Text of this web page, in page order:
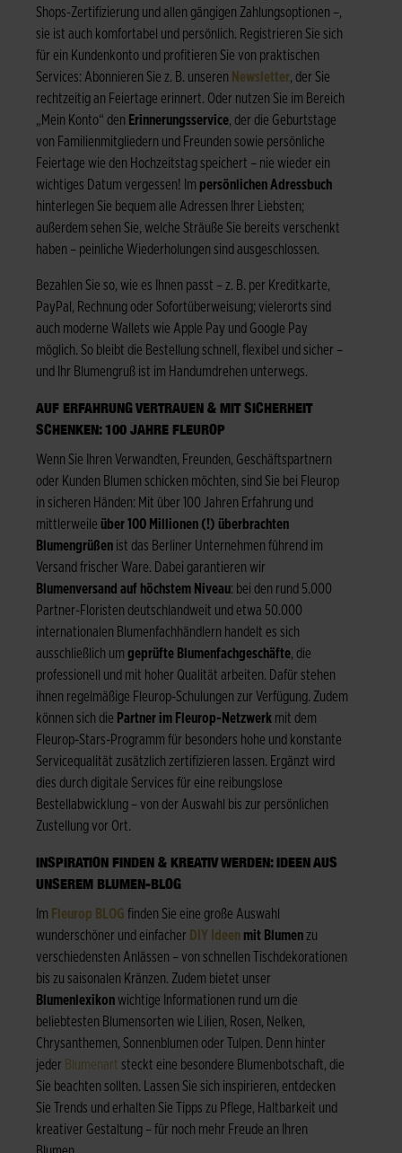
Shops-Zertifizierung und allen gängigen Zahlungsoptionen –,
sie ist auch komfortabel und persönlich. Registrieren Sie sich
für ein Kundenkonto und profitieren Sie von praktischen
Services: Abonnieren Sie z. B. unseren Newsletter, der Sie
rechtzeitig an Feiertage erinnert. Oder nutzen Sie im Bereich
„Mein Konto“ den Erinnerungsservice, der die Geburtstage
von Familienmitgliedern und Freunden sowie persönliche
Feiertage wie den Hochzeitstag speichert – nie wieder ein
wichtiges Datum vergessen! Im persönlichen Adressbuch
hinterlegen Sie bequem alle Adressen Ihrer Liebsten;
außerdem sehen Sie, welche Sträuße Sie bereits verschenkt
haben – peinliche Wiederholungen sind ausgeschlossen.
Bezahlen Sie so, wie es Ihnen passt – z. B. per Kreditkarte,
PayPal, Rechnung oder Sofortüberweisung; vielerorts sind
auch moderne Wallets wie Apple Pay und Google Pay
möglich. So bleibt die Bestellung schnell, flexibel und sicher –
und Ihr Blumengruß ist im Handumdrehen unterwegs.
AUF ERFAHRUNG VERTRAUEN & MIT SICHERHEIT
SCHENKEN: 100 JAHRE FLEUROP
Wenn Sie Ihren Verwandten, Freunden, Geschäftspartnern
oder Kunden Blumen schicken möchten, sind Sie bei Fleurop
in sicheren Händen: Mit über 100 Jahren Erfahrung und
mittlerweile über 100 Millionen (!) überbrachten
Blumengrüßen ist das Berliner Unternehmen führend im
Versand frischer Ware. Dabei garantieren wir
Blumenversand auf höchstem Niveau: bei den rund 5.000
Partner-Floristen deutschlandweit und etwa 50.000
internationalen Blumenfachhändlern handelt es sich
ausschließlich um geprüfte Blumenfachgeschäfte, die
professionell und mit hoher Qualität arbeiten. Dafür stehen
ihnen regelmäßige Fleurop-Schulungen zur Verfügung. Zudem
können sich die Partner im Fleurop-Netzwerk mit dem
Fleurop-Stars-Programm für besonders hohe und konstante
Servicequalität zusätzlich zertifizieren lassen. Ergänzt wird
dies durch digitale Services für eine reibungslose
Bestellabwicklung – von der Auswahl bis zur persönlichen
Zustellung vor Ort.
INSPIRATION FINDEN & KREATIV WERDEN: IDEEN AUS
UNSEREM BLUMEN-BLOG
Im Fleurop BLOG finden Sie eine große Auswahl
wunderschöner und einfacher DIY Ideen mit Blumen zu
verschiedensten Anlässen – von schnellen Tischdekorationen
bis zu saisonalen Kränzen. Zudem bietet unser
Blumenlexikonwichtige Informationen rund um die
beliebtesten Blumensorten wie Lilien, Rosen, Nelken,
Chrysanthemen, Sonnenblumen oder Tulpen. Denn hinter
jeder Blumenart steckt eine besondere Blumenbotschaft, die
Sie beachten sollten. Lassen Sie sich inspirieren, entdecken
Sie Trends und erhalten Sie Tipps zu Pflege, Haltbarkeit und
kreativer Gestaltung – für noch mehr Freude an Ihren